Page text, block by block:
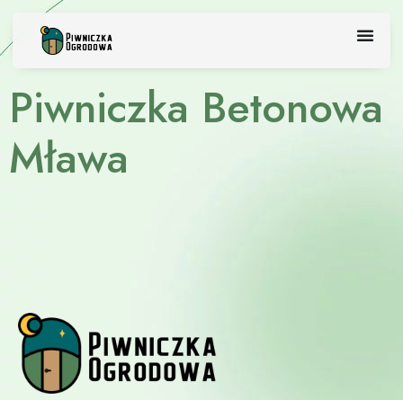
content
Piwniczka Betonowa
Mława